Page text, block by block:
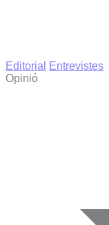
Editorial
Entrevistes
Opinió